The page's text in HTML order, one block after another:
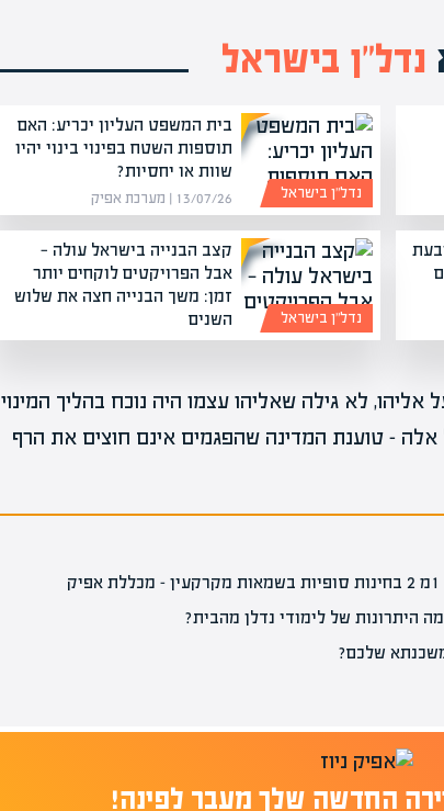
נדל”ן בישראל
בית המשפט העליון יכריע: האם
תוספות השטח בפינוי בינוי יהיו
שוות או יחסיות?
13/07/26 | מערכת אפיק נדל”ן בישראל
קצב הבנייה בישראל עולה —
אבל הפרויקטים לוקחים יותר
זמן: משך הבנייה חצה את שלוש
השנים
נדל”ן בישראל
לא גילה שאליהו עצמו היה נוכח בהליך המינוי
– טוענת המדינה שהפגמים אינם חוצים את הרף
היתרונות של לימודי נדלן מהבית?
שלכם?
החדשה שלך מעבר לפינה!